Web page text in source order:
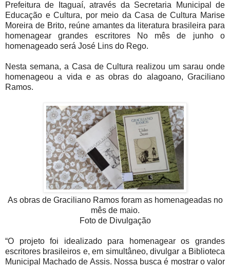
Prefeitura de Itaguaí, através da Secretaria Municipal de
Educação e Cultura, por meio da Casa de Cultura Marise
Moreira de Brito, reúne amantes da literatura brasileira para
homenagear grandes escritores No mês de junho o
homenageado será José Lins do Rego.
Nesta semana, a Casa de Cultura realizou um sarau onde
homenageou a vida e as obras do alagoano, Graciliano
Ramos.
As obras de Graciliano Ramos foram as homenageadas no
mês de maio.
Foto de Divulgação
“O projeto foi idealizado para homenagear os grandes
escritores brasileiros e, em simultâneo, divulgar a Biblioteca
Municipal Machado de Assis. Nossa busca é mostrar o valor